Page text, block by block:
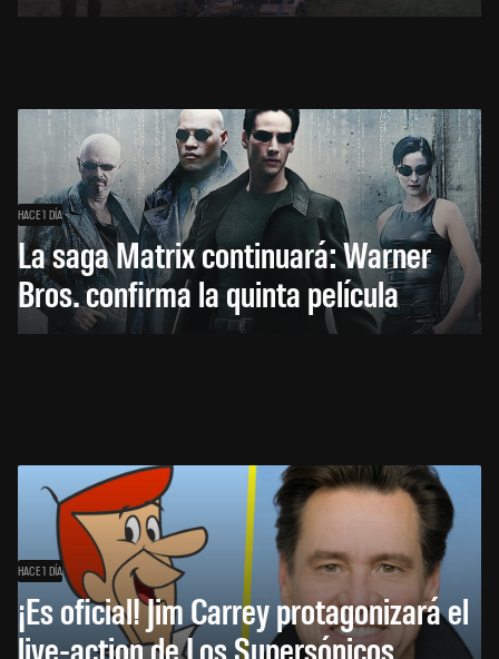
HACE 1 DÍA
La saga Matrix continuará: Warner
Bros. confirma la quinta película
HACE 1 DÍA
¡Es oficial! Jim Carrey protagonizará el
live-action de Los Supersónicos